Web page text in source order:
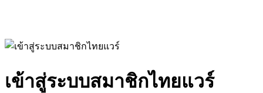
เข้าสู่ระบบสมาชิกไทยแวร์